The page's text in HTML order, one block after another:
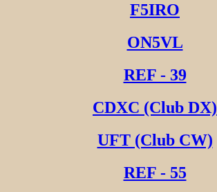
F5IRO
ON5VL
REF - 39
CDXC (Club DX)
UFT (Club CW)
REF - 55